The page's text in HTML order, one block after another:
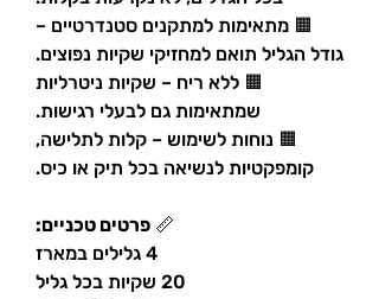
🟧 מתאימות למתקנים סטנדרטיים –
גודל הגליל תואם למחזיקי שקיות נפוצים.
🟧 ללא ריח – שקיות ניטרליות
שמתאימות גם לבעלי רגישות.
🟧 נוחות לשימוש – קלות לתלישה,
קומפקטיות לנשיאה בכל תיק או כיס.
📏 פרטים טכניים:
4 גלילים במארז
20 שקיות בכל גליל